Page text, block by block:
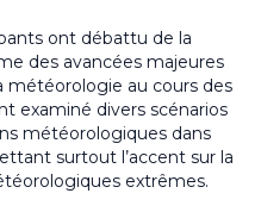
ont débattu de la
des avancées majeures
météorologie au cours des
examiné divers scénarios
météorologiques dans
surtout l’accent sur la
extrêmes.